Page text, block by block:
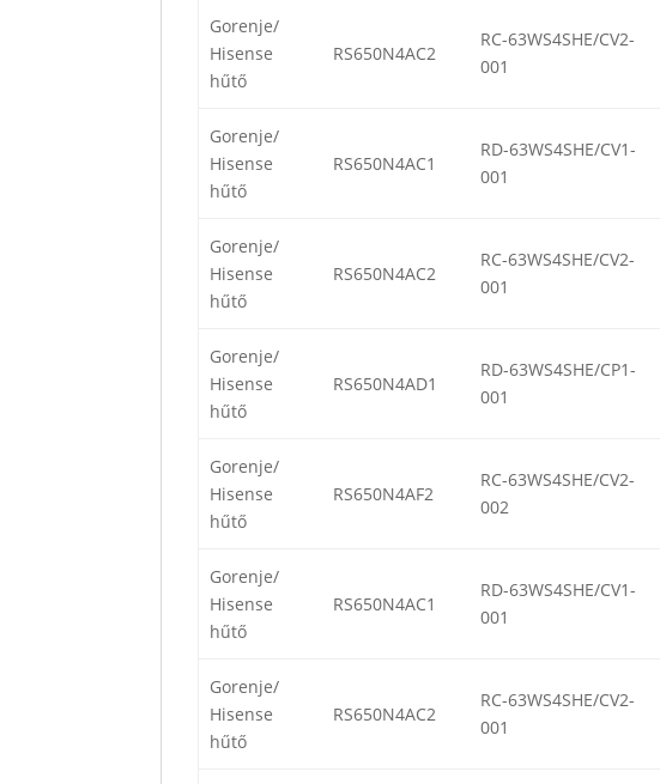
Gorenje/
Hisense
hűtő
RS650N4AC2
RC-63WS4SHE/CV2-
001
Gorenje/
Hisense
hűtő
RS650N4AC1
RD-63WS4SHE/CV1-
001
Gorenje/
Hisense
hűtő
RS650N4AC2
RC-63WS4SHE/CV2-
001
Gorenje/
Hisense
hűtő
RS650N4AD1
RD-63WS4SHE/CP1-
001
Gorenje/
Hisense
hűtő
RS650N4AF2
RC-63WS4SHE/CV2-
002
Gorenje/
Hisense
hűtő
RS650N4AC1
RD-63WS4SHE/CV1-
001
Gorenje/
Hisense
hűtő
RS650N4AC2
RC-63WS4SHE/CV2-
001